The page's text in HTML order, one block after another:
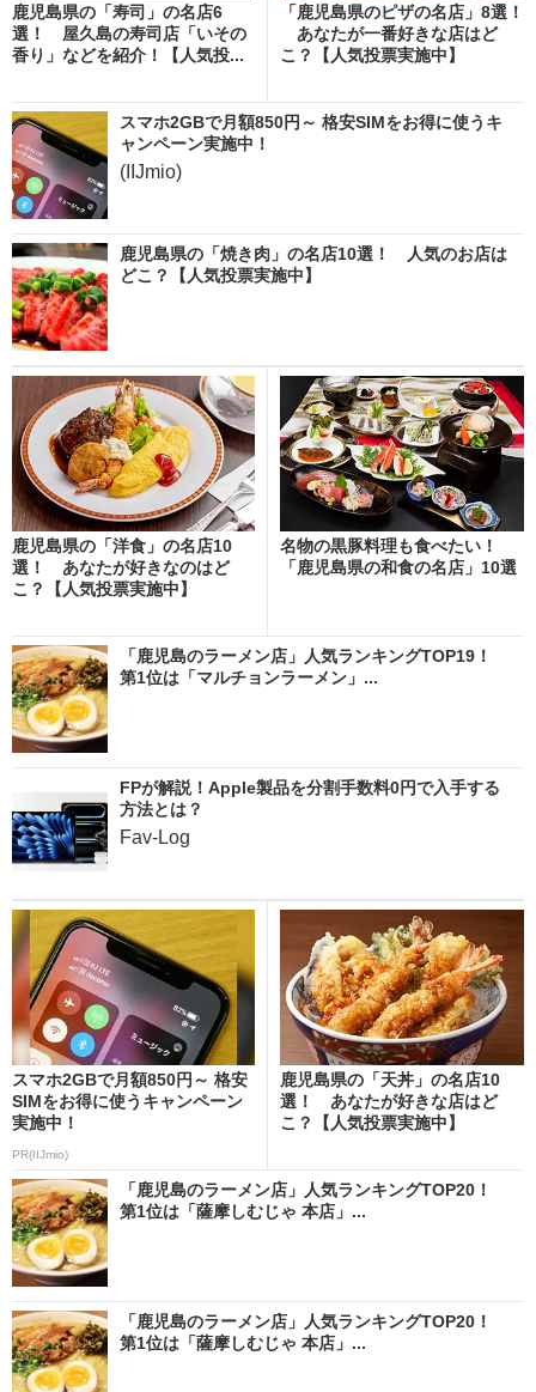
鹿児島県の「寿司」の名店6
選！ 屋久島の寿司店「いその
香り」などを紹介！【人気投...
「鹿児島県のピザの名店」8選！
あなたが一番好きな店はど
こ？【人気投票実施中】
スマホ2GBで月額850円～ 格安SIMをお得に使うキ
ャンペーン実施中！
(IIJmio)
鹿児島県の「焼き肉」の名店10選！ 人気のお店は
どこ？【人気投票実施中】
鹿児島県の「洋食」の名店10
選！ あなたが好きなのはど
こ？【人気投票実施中】
名物の黒豚料理も食べたい！
「鹿児島県の和食の名店」10選
「鹿児島のラーメン店」人気ランキングTOP19！
第1位は「マルチョンラーメン」...
FPが解説！Apple製品を分割手数料0円で入手する
方法とは？
Fav-Log
スマホ2GBで月額850円～ 格安
SIMをお得に使うキャンペーン
実施中！
PR(IIJmio)
鹿児島県の「天丼」の名店10
選！ あなたが好きな店はど
こ？【人気投票実施中】
「鹿児島のラーメン店」人気ランキングTOP20！
第1位は「薩摩しむじゃ 本店」...
「鹿児島のラーメン店」人気ランキングTOP20！
第1位は「薩摩しむじゃ 本店」...